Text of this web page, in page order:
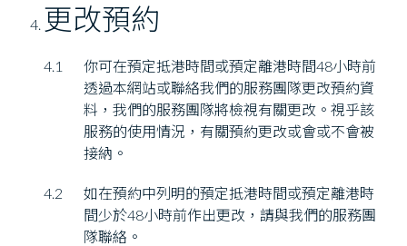
更改預約
4.1
你可在預定抵港時間或預定離港時間48小時前
透過本網站或聯絡我們的服務團隊更改預約資
料，我們的服務團隊將檢視有關更改。視乎該
服務的使用情況，有關預約更改或會或不會被
接納。
4.2
如在預約中列明的預定抵港時間或預定離港時
間少於48小時前作出更改，請與我們的服務團
隊聯絡。